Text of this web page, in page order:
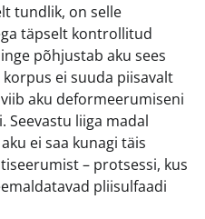
tundlik, on selle
täpselt kontrollitud
põhjustab aku sees
ei suuda piisavalt
aku deformeerumiseni
Seevastu liiga madal
ei saa kunagi täis
– protsessi, kus
pliisulfaadi